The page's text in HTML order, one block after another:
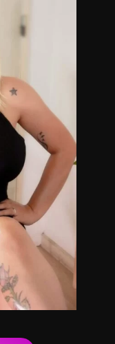
música ambiental
tu energía.
y aceites:
e Idraet
y después de
con o sin alcohol
realizan en Futón
y total privacidad.